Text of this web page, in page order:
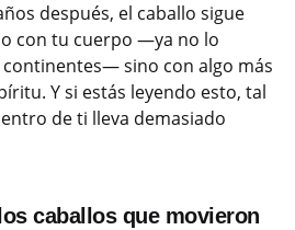
después, el caballo sigue
con tu cuerpo —ya no lo
sino con algo más
Y si estás leyendo esto, tal
de ti lleva demasiado
caballos que movieron